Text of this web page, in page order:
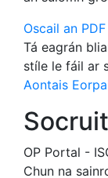
Oscail an
Tá eagrán
stíle le fáil ar
Aontais
OP Portal -
Chun na